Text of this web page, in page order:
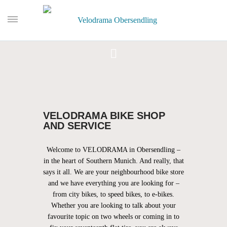
VELODRAMA BIKE SHOP
AND SERVICE
Welcome to VELODRAMA in Obersendling –
in the heart of Southern Munich. And really, that
says it all. We are your neighbourhood bike store
and we have everything you are looking for –
from city bikes, to speed bikes, to e-bikes.
Whether you are looking to talk about your
favourite topic on two wheels or coming in to